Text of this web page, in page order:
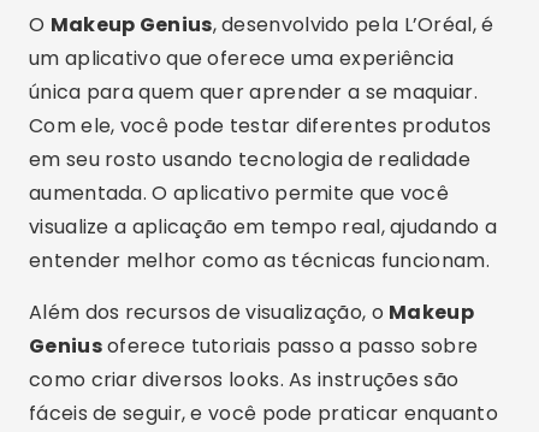
O Makeup Genius, desenvolvido pela L’Oréal, é
um aplicativo que oferece uma experiência
única para quem quer aprender a se maquiar.
Com ele, você pode testar diferentes produtos
em seu rosto usando tecnologia de realidade
aumentada. O aplicativo permite que você
visualize a aplicação em tempo real, ajudando a
entender melhor como as técnicas funcionam.
Além dos recursos de visualização, o Makeup
Geniusoferece tutoriais passo a passo sobre
como criar diversos looks. As instruções são
fáceis de seguir, e você pode praticar enquanto